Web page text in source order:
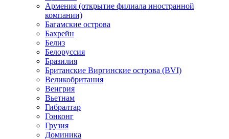
Армения (открытие филиала иностранной
компании)
Багамские острова
Бахрейн
Белиз
Белоруссия
Бразилия
Британские Виргинские острова (BVI)
Великобритания
Венгрия
Вьетнам
Гибралтар
Гонконг
Грузия
Доминика